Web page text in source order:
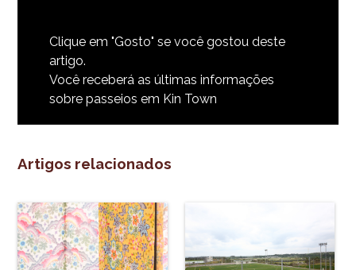
Clique em "Gosto" se você gostou deste
artigo.
Você receberá as últimas informações
sobre passeios em Kin Town
Artigos relacionados